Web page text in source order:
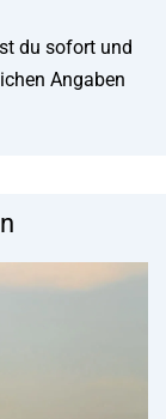
du sofort und
Angaben